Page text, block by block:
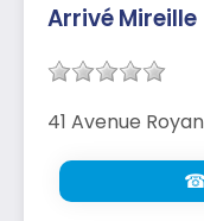
Arrivé Mireille
41 Avenue
☎